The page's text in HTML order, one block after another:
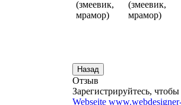
Отзыв
Зарегистрируйтесь, чтобы
Webseite